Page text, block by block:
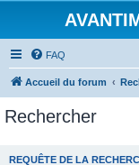
FAQ
Accueil du forum
Rechercher
REQUÊTE DE LA